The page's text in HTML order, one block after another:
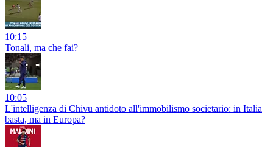
10:15
Tonali, ma che fai?
10:05
L'intelligenza di Chivu antidoto all'immobilismo societario: in Italia
basta, ma in Europa?